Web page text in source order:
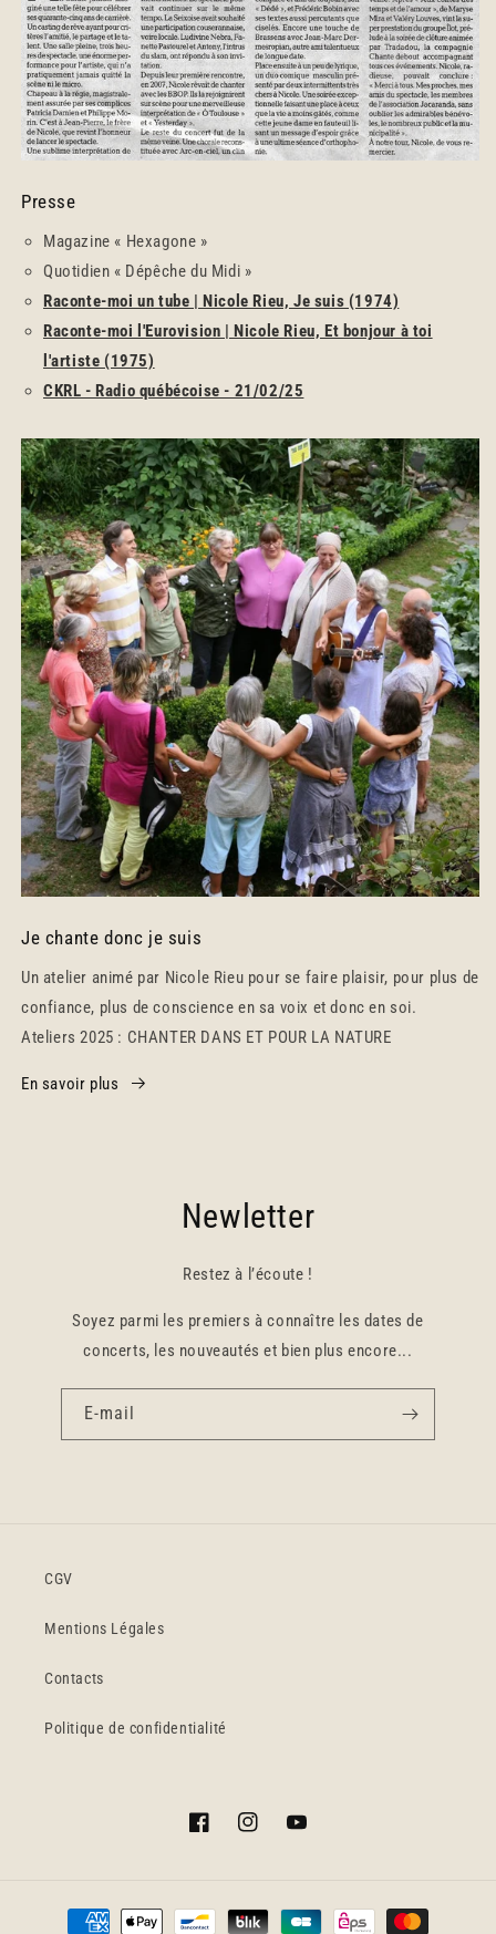
Presse
Magazine « Hexagone »
Quotidien « Dépêche du Midi »
Raconte-moi un tube | Nicole Rieu, Je suis (1974)
Raconte-moi l'Eurovision | Nicole Rieu, Et bonjour à toi
l'artiste (1975)
CKRL - Radio québécoise - 21/02/25
Je chante donc je suis
Un atelier animé par Nicole Rieu pour se faire plaisir, pour plus de
confiance, plus de conscience en sa voix et donc en soi.
Ateliers 2025 : CHANTER DANS ET POUR LA NATURE
En savoir plus
Newletter
Restez à l’écoute !
Soyez parmi les premiers à connaître les dates de
concerts, les nouveautés et bien plus encore...
E-mail
CGV
Mentions Légales
Contacts
Politique de confidentialité
FacebookInstagramYouTube
Moyens